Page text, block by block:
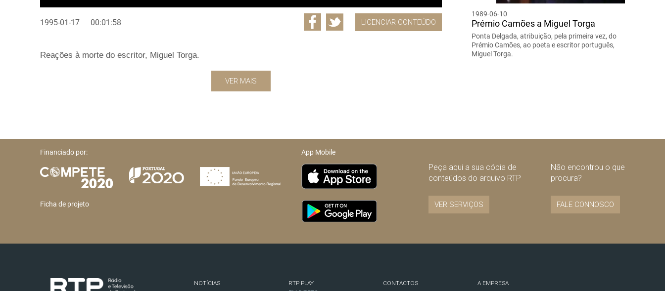
1995-01-17 00:01:58 LICENCIAR CONTEÚDO
Reações à morte do escritor, Miguel Torga.
VER MAIS
1989-06-10
Prémio Camões a Miguel Torga
Ponta Delgada, atribuição, pela primeira vez, do
Prémio Camões, ao poeta e escritor português,
Miguel Torga.
Financiado por:
Ficha de projeto
App Mobile
Peça aqui a sua cópia de
conteúdos do arquivo RTP
VER SERVIÇOS
Não encontrou o que
procura?
FALE CONNOSCO
NOTÍCIAS
RTP PLAY
CONTACTOS
A EMPRESA